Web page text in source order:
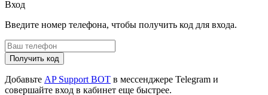
Вход
Введите номер телефона, чтобы получить код для входа.
Получить код
Добавьте AP Support BOT в мессенджере Telegram и
совершайте вход в кабинет еще быстрее.